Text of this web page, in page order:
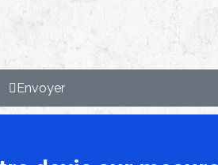
Envoyer